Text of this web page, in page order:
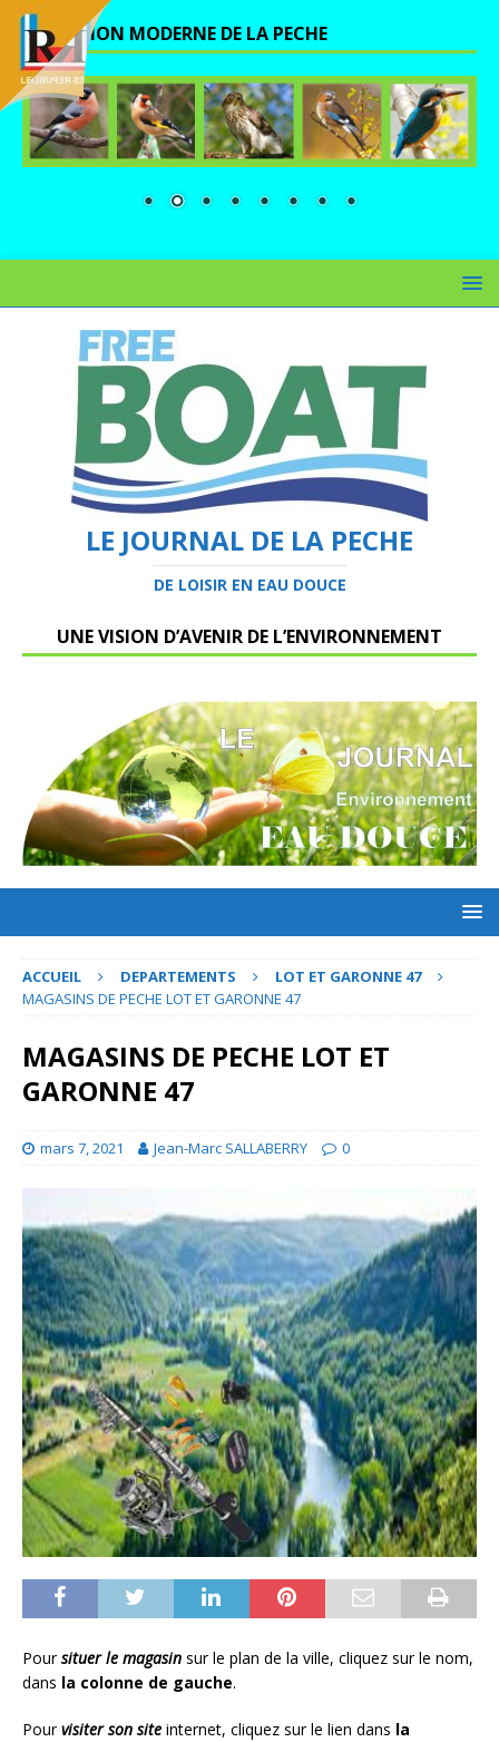
UNE VISION MODERNE DE LA PECHE
LE JOURNAL DE LA PECHE
DE LOISIR EN EAU DOUCE
UNE VISION D’AVENIR DE L’ENVIRONNEMENT
ACCUEIL DEPARTEMENTS
LOT ET GARONNE 47
MAGASINS DE PECHE LOT ET GARONNE 47
MAGASINS DE PECHE LOT ET
GARONNE 47
mars 7, 2021 Jean-Marc SALLABERRY 0
Poursituer le magasin sur le plan de la ville, cliquez sur le nom,
dans la colonne de gauche.
Pourvisiter son site internet, cliquez sur le lien dans la